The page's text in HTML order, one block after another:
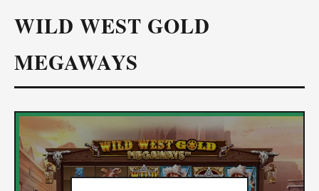
WILD WEST GOLD
MEGAWAYS